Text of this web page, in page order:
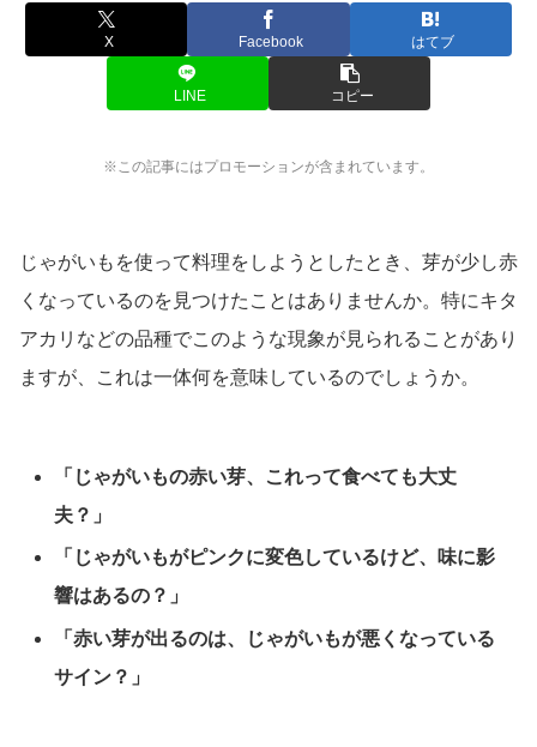
X Facebook はてブ
LINE コピー
※この記事にはプロモーションが含まれています。
じゃがいもを使って料理をしようとしたとき、芽が少し赤
くなっているのを見つけたことはありませんか。特にキタ
アカリなどの品種でこのような現象が見られることがあり
ますが、これは一体何を意味しているのでしょうか。
「じゃがいもの赤い芽、これって食べても大丈
夫？」
「じゃがいもがピンクに変色しているけど、味に影
響はあるの？」
「赤い芽が出るのは、じゃがいもが悪くなっている
サイン？」